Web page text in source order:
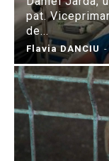
pat.
de...
Flavia DANCIU -